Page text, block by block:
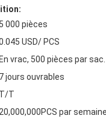
5 000 pièces
USD/ PCS
En vrac, 500 pièces par sac.
7 jours ouvrables
T/T
par semaine